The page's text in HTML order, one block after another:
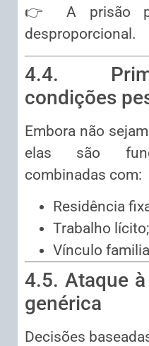
👉 A prisão
desproporcional.
4.4.
condições
Embora não
elas são
combinadas com:
Residência
Trabalho lícito;
Vínculo
4.5. Ataque
genérica
Decisões